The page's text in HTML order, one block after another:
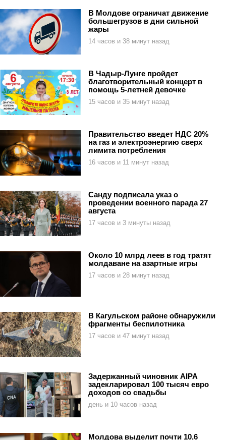
В Молдове ограничат движение
большегрузов в дни сильной
жары
14 часов и 38 минут назад
В Чадыр-Лунге пройдет
благотворительный концерт в
помощь 5-летней девочке
15 часов и 35 минут назад
Правительство введет НДС 20%
на газ и электроэнергию сверх
лимита потребления
16 часов и 11 минут назад
Санду подписала указ о
проведении военного парада 27
августа
17 часов и 3 минуты назад
Около 10 млрд леев в год тратят
молдаване на азартные игры
17 часов и 28 минут назад
В Кагульском районе обнаружили
фрагменты беспилотника
17 часов и 47 минут назад
Задержанный чиновник AIPA
задекларировал 100 тысяч евро
доходов со свадьбы
день и 10 часов назад
Молдова выделит почти 10,6